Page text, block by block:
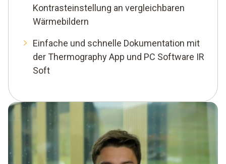
Kontrasteinstellung an vergleichbaren
Wärmebildern
Einfache und schnelle Dokumentation mit
der Thermography App und PC Software IR
Soft